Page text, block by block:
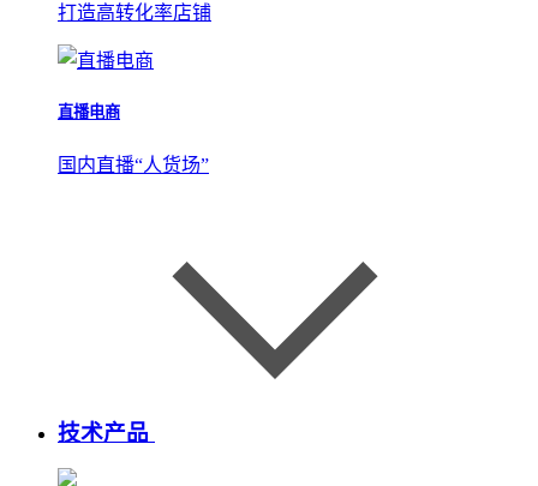
打造高转化率店铺
直播电商
国内直播“人货场”
技术产品